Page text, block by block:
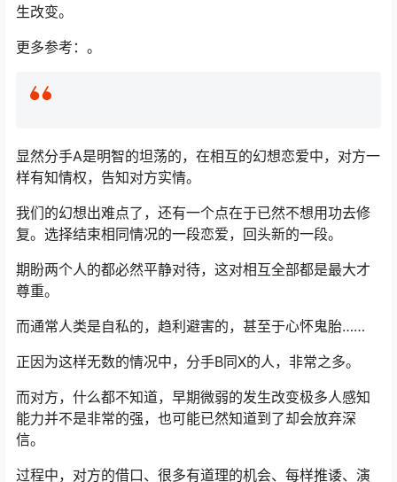
生改变。
更多参考：。
显然分手A是明智的坦荡的，在相互的幻想恋爱中，对方一
样有知情权，告知对方实情。
我们的幻想出难点了，还有一个点在于已然不想用功去修
复。选择结束相同情况的一段恋爱，回头新的一段。
期盼两个人的都必然平静对待，这对相互全部都是最大才
尊重。
而通常人类是自私的，趋利避害的，甚至于心怀鬼胎……
正因为这样无数的情况中，分手B同X的人，非常之多。
而对方，什么都不知道，早期微弱的发生改变极多人感知
能力并不是非常的强，也可能已然知道到了却会放弃深
信。
过程中，对方的借口、很多有道理的机会、每样推诿、演